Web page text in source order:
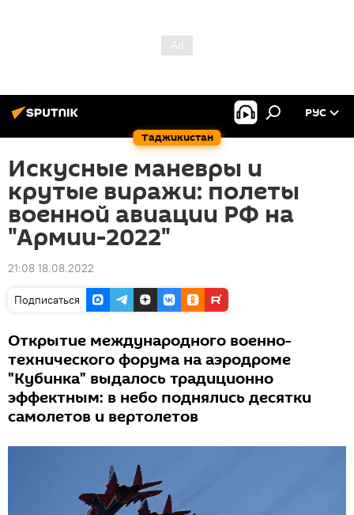
Таджикистан
РУС
Искусные маневры и
крутые виражи: полеты
военной авиации РФ на
"Армии-2022"
21:08 18.08.2022
Подписаться
Открытие международного военно-
технического форума на аэродроме
"Кубинка" выдалось традиционно
эффектным: в небо поднялись десятки
самолетов и вертолетов